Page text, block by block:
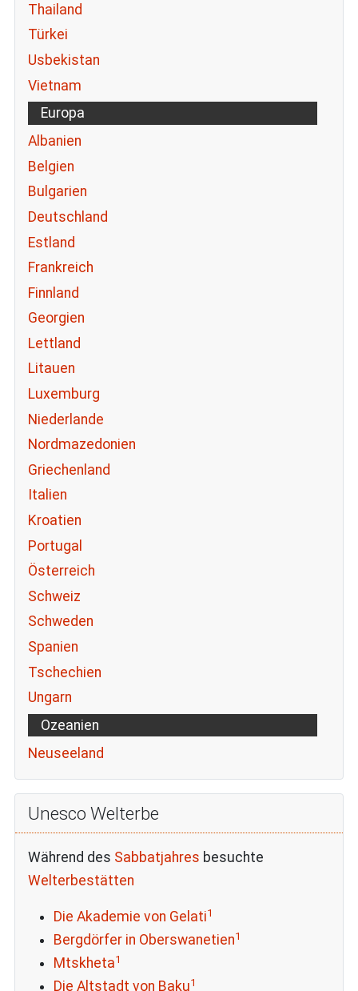
Thailand
Türkei
Usbekistan
Vietnam
Europa
Albanien
Belgien
Bulgarien
Deutschland
Estland
Frankreich
Finnland
Georgien
Lettland
Litauen
Luxemburg
Niederlande
Nordmazedonien
Griechenland
Italien
Kroatien
Portugal
Österreich
Schweiz
Schweden
Spanien
Tschechien
Ungarn
Ozeanien
Neuseeland
Unesco Welterbe
Während des Sabbatjahres besuchte
Welterbestätten
Die Akademie von Gelati1
Bergdörfer in Oberswanetien1
Mtskheta1
Die Altstadt von Baku1